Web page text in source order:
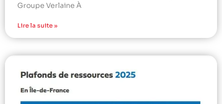
Groupe Verlaine À
Lire la suite »